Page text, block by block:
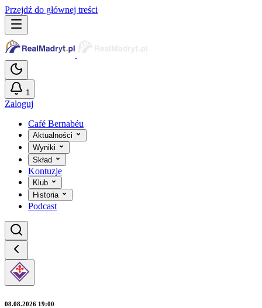
Przejdź do głównej treści
1
Zaloguj
Café Bernabéu
Aktualności
Wyniki
Skład
Kontuzje
Klub
Historia
Podcast
08.08.2026 19:00